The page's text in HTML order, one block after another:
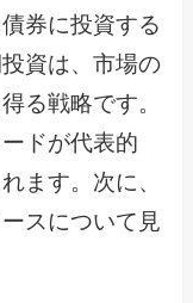
券に投資する
資は、市場の
る戦略です。
ドが代表的
ます。次に、
スについて見